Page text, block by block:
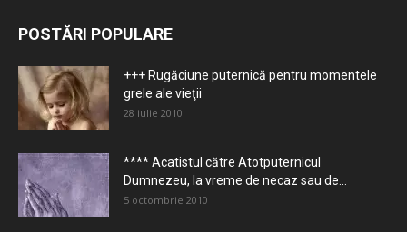
POSTĂRI POPULARE
+++ Rugăciune puternică pentru momentele
grele ale vieţii
28 iulie 2010
**** Acatistul către Atotputernicul
Dumnezeu, la vreme de necaz sau de...
5 octombrie 2010